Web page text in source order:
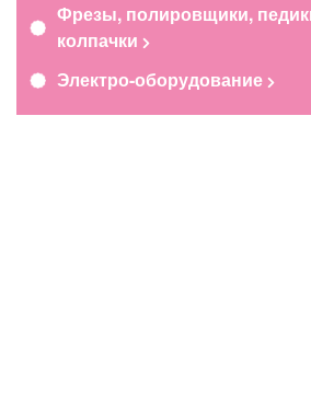
Фрезы, полировщики,
колпачки
Электро-оборудование